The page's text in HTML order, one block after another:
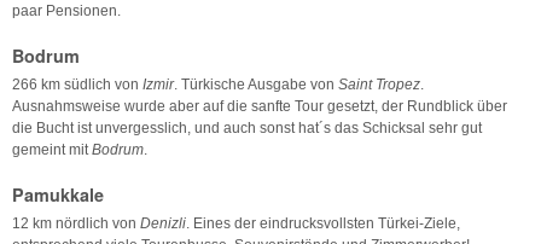
paar Pensionen.
Bodrum
266 km südlich von Izmir. Türkische Ausgabe von Saint Tropez.
Ausnahmsweise wurde aber auf die sanfte Tour gesetzt, der Rundblick über
die Bucht ist unvergesslich, und auch sonst hat´s das Schicksal sehr gut
gemeint mitBodrum.
Pamukkale
12 km nördlich von Denizli. Eines der eindrucksvollsten Türkei-Ziele,